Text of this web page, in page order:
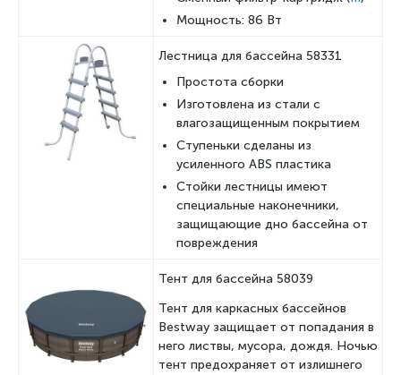
Мощность: 86 Вт
Лестница для бассейна 58331
Простота сборки
Изготовлена из стали с
влагозащищенным покрытием
Ступеньки сделаны из
усиленного ABS пластика
Стойки лестницы имеют
специальные наконечники,
защищающие дно бассейна от
повреждения
Тент для бассейна 58039
Тент для каркасных бассейнов
Bestway защищает от попадания в
него листвы, мусора, дождя. Ночью
тент предохраняет от излишнего